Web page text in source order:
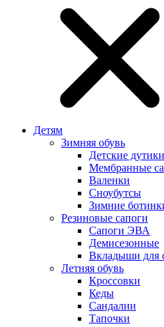
Детям
Зимняя обувь
Детские дутики
Мембранные
Валенки
Сноубутсы
Зимние
Резиновые сапоги
Сапоги ЭВА
Демисезонные
Вкладыши для
Летняя обувь
Кроссовки
Кеды
Сандалии
Тапочки